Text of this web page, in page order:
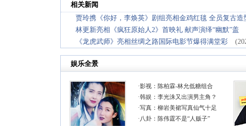
相关新闻
贾玲携《你好，李焕英》剧组亮相金鸡红毯 全员复古造
林更新亮相《疯狂原始人2》首映礼 献声演绎“幽默”盖
《龙虎武师》亮相丝绸之路国际电影节爆得满堂彩